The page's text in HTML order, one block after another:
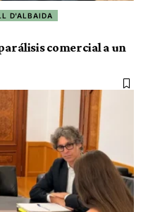
D'ALBAIDA
comercial a un